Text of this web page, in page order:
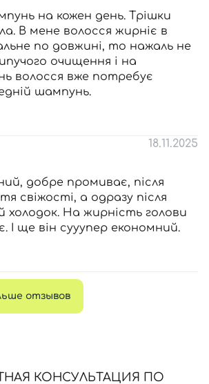
на кожен день. Трішки
В мене волосся жирніє в
по довжині, то нажаль не
очищення і на
волосся вже потребує
шампунь.
18.11.2025
добре промиває, після
свіжості, а одразу після
холодок. На жирність голови
І ще він сууупер економний.
отзывов
КОНСУЛЬТАЦИЯ ПО